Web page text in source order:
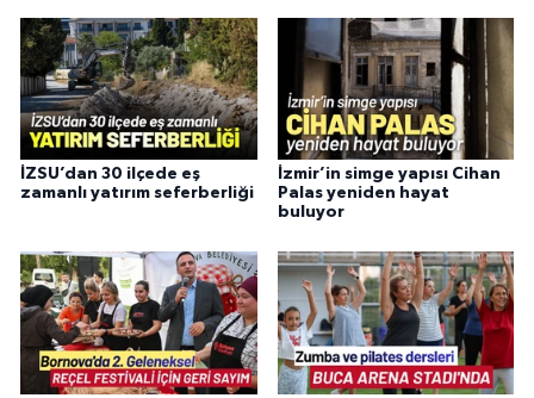
İZSU’dan 30 ilçede eş
zamanlı yatırım seferberliği
İzmir’in simge yapısı Cihan
Palas yeniden hayat
buluyor